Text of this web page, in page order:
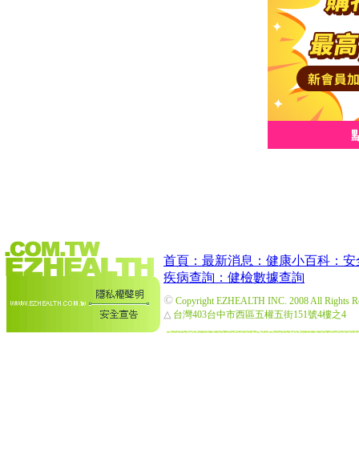
首頁： 最新消息： 健康小百科： 安
疾病查詢： 健檢數據查詢
© Copyright EZHEALTH INC. 2008 All Rights
△ 台灣403台中市西區五權五街151號4樓之4